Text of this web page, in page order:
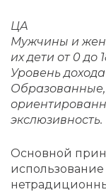
ЦА
Мужчины и
их дети от 0 до
Уровень
экслюзивность.
Основной
использование